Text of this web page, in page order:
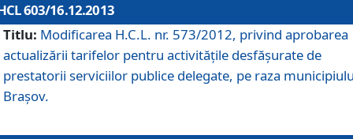
603/16.12.2013
Titlu: Modificarea H.C.L. nr. 573/2012, privind aprobarea
actualizării tarifelor pentru activităţile desfăşurate de
prestatorii serviciilor publice delegate, pe raza
Braşov.